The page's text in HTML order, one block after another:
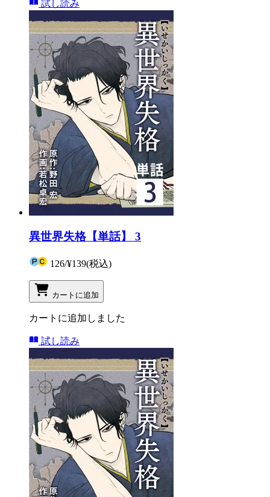
試し読み
異世界失格【単話】 3
126/¥139(税込)
カートに追加
カートに追加しました
試し読み